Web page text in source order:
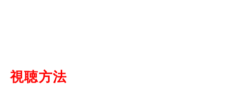
・7/11(土) vs トルコ
視聴方法